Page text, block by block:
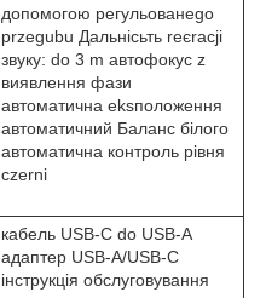
допомогою регульованеgo
przegubu Дальнісьть reєracji
звуку: do 3 m автофокус z
виявлення фази
автоматична eksположення
автоматичний Баланс білого
автоматична контроль рівня
czerni
кабель USB-C do USB-A
адаптер USB-A/USB-C
інструкція обслуговування